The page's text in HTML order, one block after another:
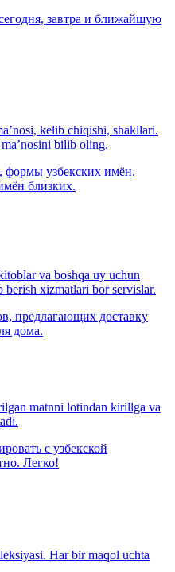
завтра и ближайшую
kelib chiqishi, shakllari.
bilib oling.
узбекских имён.
близких.
va boshqa uy uchun
berish xizmatlari bor servislar.
предлагающих доставку
дома.
matnni lotindan kirillga va
с узбекской
Легко!
Har bir maqol uchta